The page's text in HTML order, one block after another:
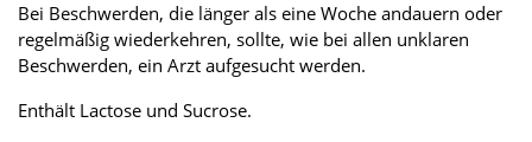
Bei Beschwerden, die länger als eine Woche andauern oder
regelmäßig wiederkehren, sollte, wie bei allen unklaren
Beschwerden, ein Arzt aufgesucht werden.
Enthält Lactose und Sucrose.